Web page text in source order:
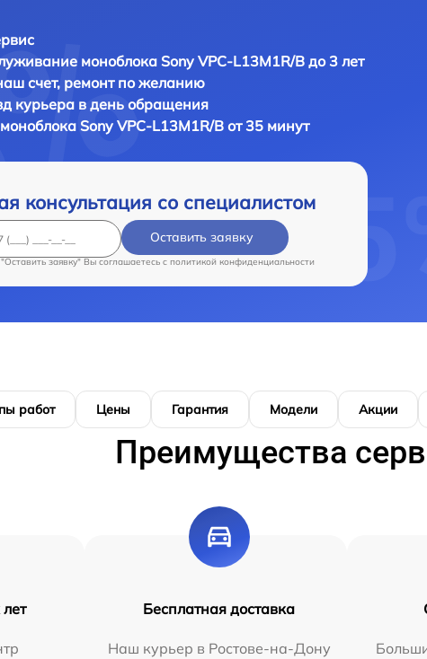
моноблока Sony VPC-L13M1R/B до 3 лет
счет, ремонт по желанию
курьера в день обращения
моноблока Sony VPC-L13M1R/B от 35 минут
консультация со специалистом
Оставить заявку
заявку" Вы соглашаетесь c политикой конфиденциальности
работ Цены Гарантия Модели Акции
Преимущества
Бесплатная доставка
Наш курьер в Ростове-на-Дону